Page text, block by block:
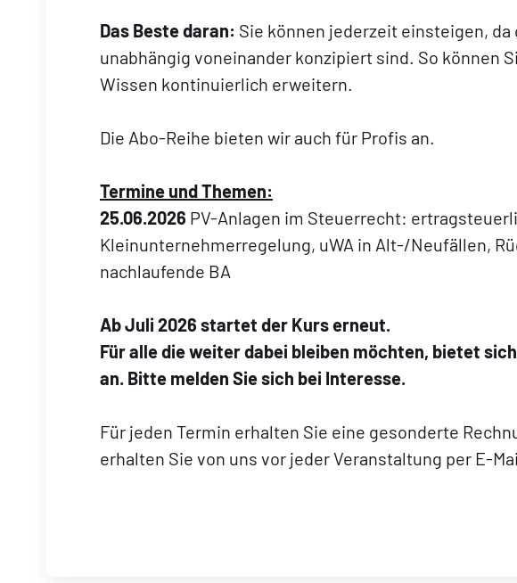
Das Beste daran: Sie können jederzeit einsteigen,
unabhängig voneinander konzipiert sind. So können
Wissen kontinuierlich erweitern.
Die Abo-Reihe bieten wir auch für Profis an.
Termine und Themen:
25.06.2026 PV-Anlagen im Steuerrecht:
Kleinunternehmerregelung, uWA in Alt-/Neufällen,
nachlaufende BA
Ab Juli 2026 startet der Kurs erneut.
Für alle die weiter dabei bleiben möchten, bietet
an. Bitte melden Sie sich bei Interesse.
Für jeden Termin erhalten Sie eine gesonderte
erhalten Sie von uns vor jeder Veranstaltung per E-